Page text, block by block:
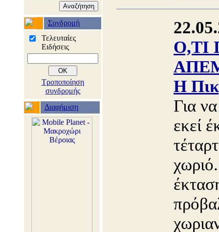
Συνδρομή
Τελευταίες
Ειδήσεις
Τροποποίηση
συνδρομής
Διαφήμιση
Ο,ΤΙ
Η
Για
εκεί